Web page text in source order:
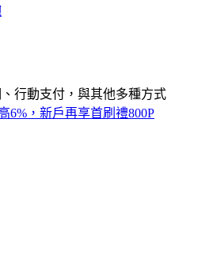
行動支付，與其他多種方式
6%，新戶再享首刷禮800P